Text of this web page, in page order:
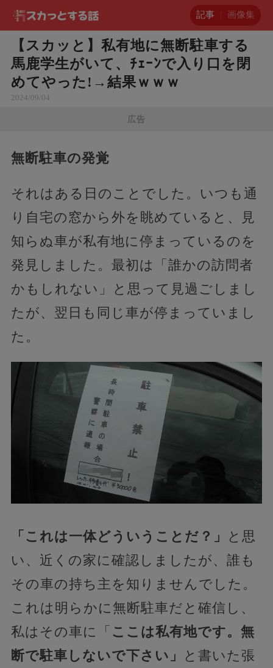
記事 画像集
【スカッと】私有地に無断駐車する
馬鹿学生がいて、ﾁｪｰﾝで入り口を閉
めてやった!→結果ｗｗｗ
2024/09/04
広告
無断駐車の発覚
それはある日のことでした。いつも通
り自宅の窓から外を眺めていると、見
知らぬ車が私有地に停まっているのを
発見しました。最初は「誰かの訪問者
かもしれない」と思って見過ごしまし
たが、翌日も同じ車が停まっていまし
た。
「これは一体どういうことだ？」
と思
い、近くの家に確認しましたが、誰も
その車の持ち主を知りませんでした。
これは明らかに無断駐車だと確信し、
私はその車に「 ここは私有地です。無
断で駐車しないで下さい」
と書いた張